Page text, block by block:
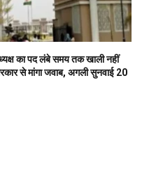
का पद लंबे समय तक खाली नहीं
से मांगा जवाब, अगली सुनवाई 20